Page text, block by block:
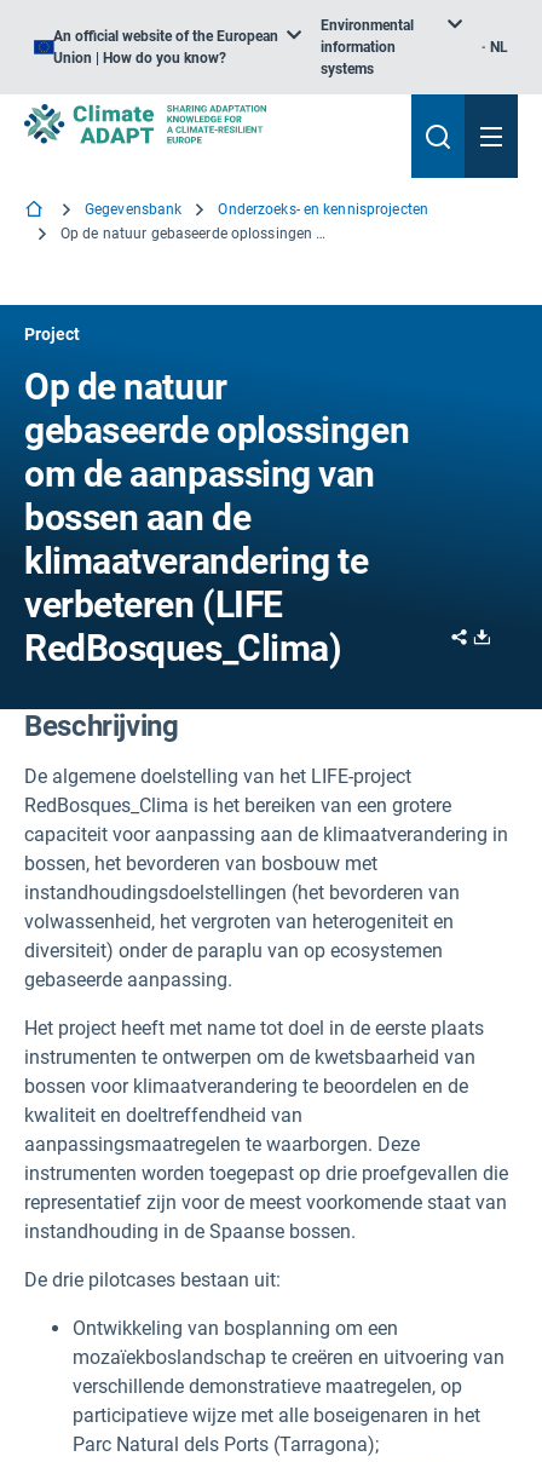
An official website of the European
Union | How do you know?
Environmental
information
systems
NL
Gegevensbank
Onderzoeks- en kennisprojecten
Op de natuur gebaseerde oplossingen om de aanpassing van bossen aan de klimaatverandering te verbeteren
Project
Op de natuur
gebaseerde oplossingen
om de aanpassing van
bossen aan de
klimaatverandering te
verbeteren (LIFE
RedBosques_Clima)
Share
Beschrijving
De algemene doelstelling van het LIFE-project
RedBosques_Clima is het bereiken van een grotere
capaciteit voor aanpassing aan de klimaatverandering in
bossen, het bevorderen van bosbouw met
instandhoudingsdoelstellingen (het bevorderen van
volwassenheid, het vergroten van heterogeniteit en
diversiteit) onder de paraplu van op ecosystemen
gebaseerde aanpassing.
Het project heeft met name tot doel in de eerste plaats
instrumenten te ontwerpen om de kwetsbaarheid van
bossen voor klimaatverandering te beoordelen en de
kwaliteit en doeltreffendheid van
aanpassingsmaatregelen te waarborgen. Deze
instrumenten worden toegepast op drie proefgevallen die
representatief zijn voor de meest voorkomende staat van
instandhouding in de Spaanse bossen.
De drie pilotcases bestaan uit:
Ontwikkeling van bosplanning om een
mozaïekboslandschap te creëren en uitvoering van
verschillende demonstratieve maatregelen, op
participatieve wijze met alle boseigenaren in het
Parc Natural dels Ports (Tarragona);